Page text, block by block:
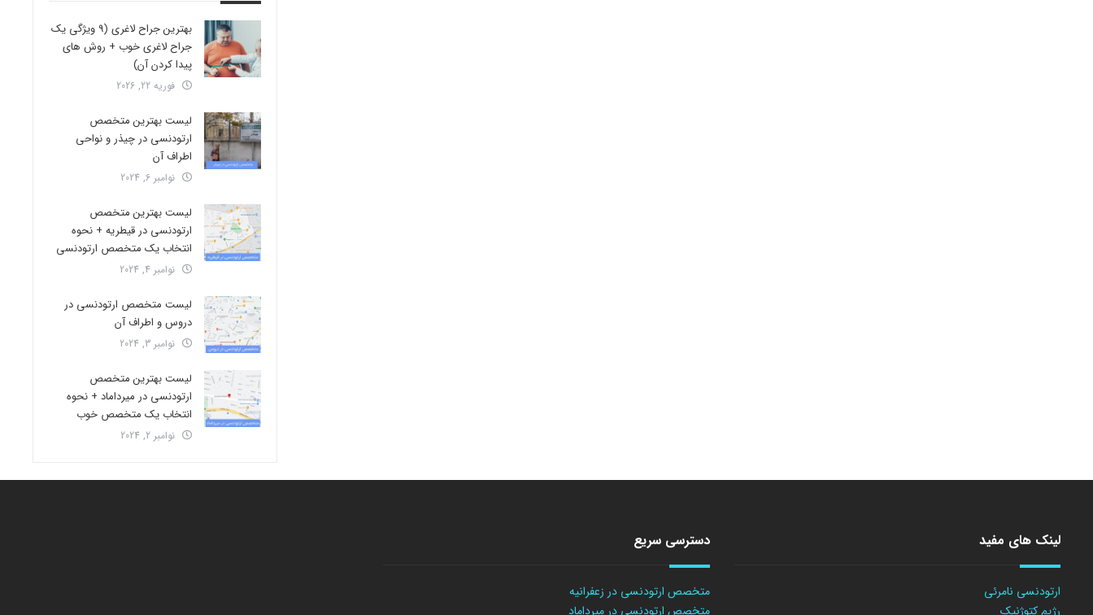
بهترین جراح لاغری (9 ویژگی یک
جراح لاغری خوب + روش های
پیدا کردن آن)
فوریه 22, 2026
لیست بهترین متخصص
ارتودنسی در چیذر و نواحی
اطراف آن
نوامبر 6, 2024
لیست بهترین متخصص
ارتودنسی در قیطریه + نحوه
انتخاب یک متخصص ارتودنسی
نوامبر 4, 2024
لیست متخصص ارتودنسی در
دروس و اطراف آن
نوامبر 3, 2024
لیست بهترین متخصص
ارتودنسی در میرداماد + نحوه
انتخاب یک متخصص خوب
نوامبر 2, 2024
لینک های مفید
ارتودنسی نامرئی
رژیم کتوژنیک
دسترسی سریع
متخصص ارتودنسی در زعفرانیه
متخصص ارتودنسی در میرداماد